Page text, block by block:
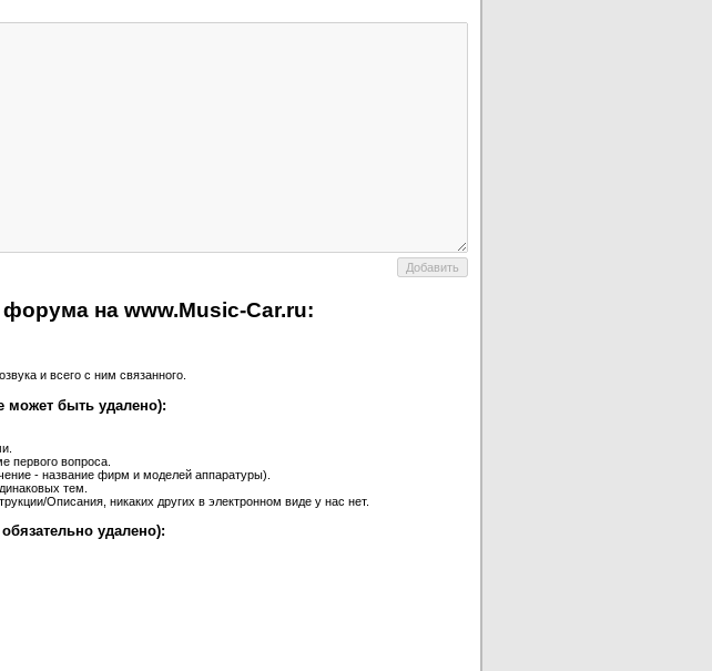
на www.Music-Car.ru:
и всего с ним связанного.
может быть удалено):
первого вопроса.
- название фирм и моделей аппаратуры).
тем.
Описания, никаких других в электронном виде у нас нет.
удалено):